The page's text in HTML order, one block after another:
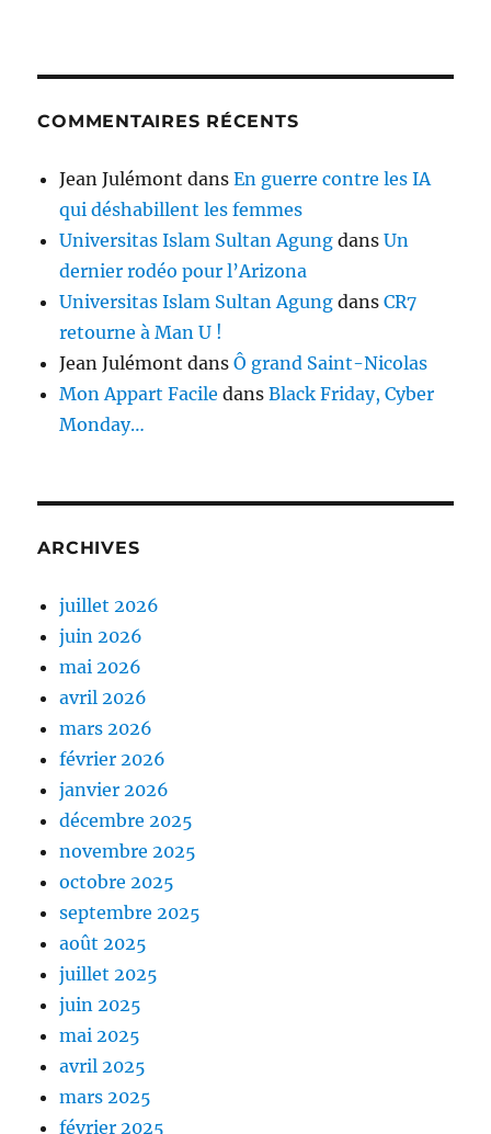
COMMENTAIRES RÉCENTS
Jean Julémont dansEn guerre contre les IA
qui déshabillent les femmes
Universitas Islam Sultan Agung dansUn
dernier rodéo pour l’Arizona
Universitas Islam Sultan Agung dansCR7
retourne à Man U !
Jean Julémont dansÔ grand Saint-Nicolas
Mon Appart Facile dansBlack Friday, Cyber
Monday…
ARCHIVES
juillet 2026
juin 2026
mai 2026
avril 2026
mars 2026
février 2026
janvier 2026
décembre 2025
novembre 2025
octobre 2025
septembre 2025
août 2025
juillet 2025
juin 2025
mai 2025
avril 2025
mars 2025
février 2025